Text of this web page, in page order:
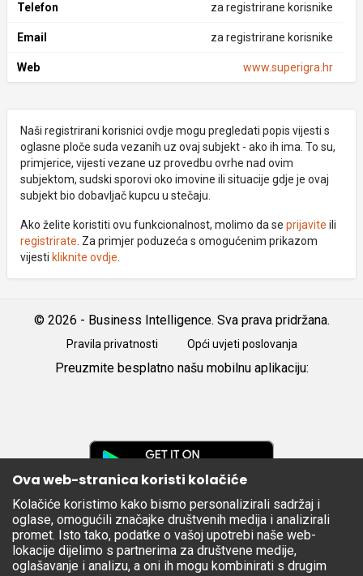
Telefon za registrirane korisnike
Email za registrirane korisnike
Web www.superigra.hr
Naši registrirani korisnici ovdje mogu pregledati popis vijesti s
oglasne ploče suda vezanih uz ovaj subjekt - ako ih ima. To su,
primjerice, vijesti vezane uz provedbu ovrhe nad ovim
subjektom, sudski sporovi oko imovine ili situacije gdje je ovaj
subjekt bio dobavljač kupcu u stečaju.
Ako želite koristiti ovu funkcionalnost, molimo da se prijavite ili
registrirate . Za primjer poduzeća s omogućenim prikazom
vijesti kliknite ovdje
© 2026 - Business Intelligence. Sva prava pridržana.
Pravila privatnosti Opći uvjeti poslovanja
Preuzmite besplatno našu mobilnu aplikaciju:
Apple
Store
Ova web-stranica koristi kolačiće
Kolačiće koristimo kako bismo personalizirali sadržaj i
oglase, omogućili značajke društvenih medija i analizirali
promet. Isto tako, podatke o vašoj upotrebi naše web-
lokacije dijelimo s partnerima za društvene medije,
oglašavanje i analizu, a oni ih mogu kombinirati s drugim